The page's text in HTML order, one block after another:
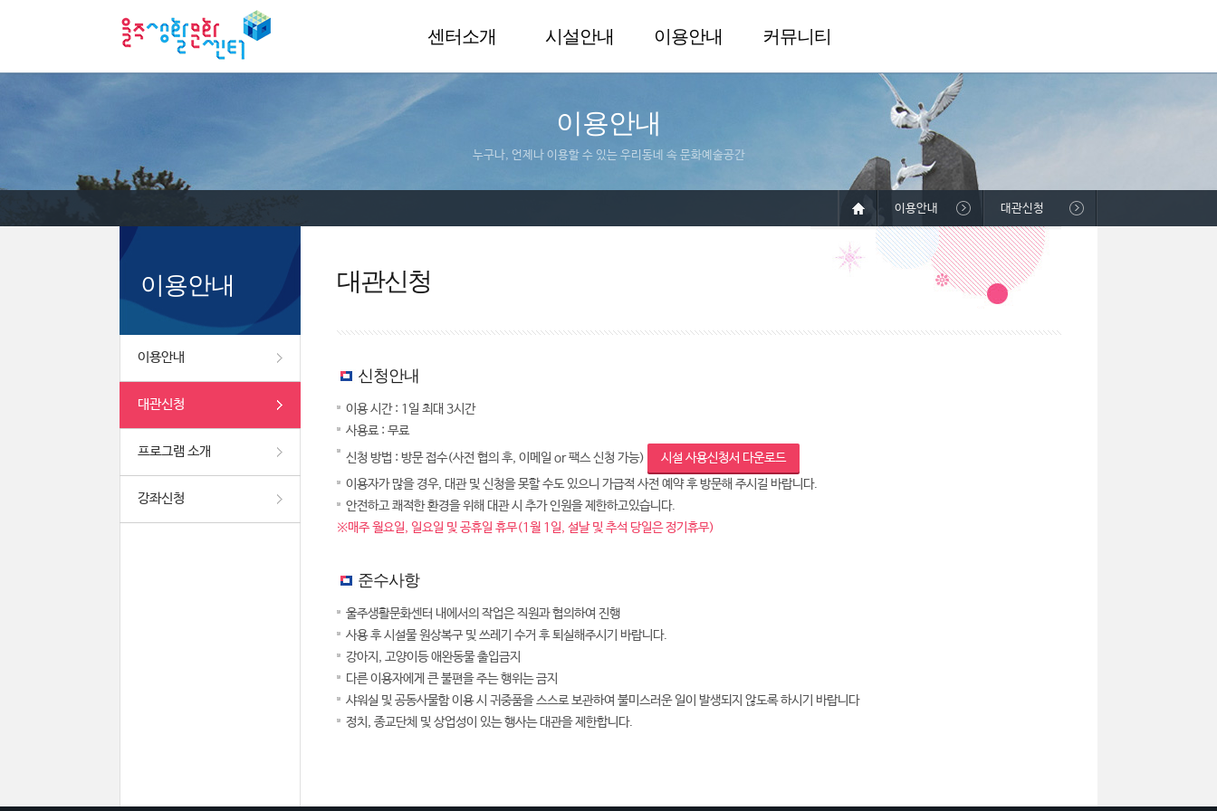
센터소개 시설안내 이용안내 커뮤니티
이용안내
누구나, 언제나 이용할 수 있는 우리동네 속 문화예술공간
이용안내
이용안내
대관신청
프로그램 소개
강좌신청
이용안내 대관신청
대관신청
신청안내
이용 시간 : 1일 최대 3시간
사용료 : 무료
신청 방법 : 방문 접수(사전 협의 후, 이메일 or 팩스 신청 가능)
시설 사용신청서 다운로드
이용자가 많을 경우, 대관 및 신청을 못할 수도 있으니 가급적 사전 예약 후 방문해 주시길 바랍니다.
안전하고 쾌적한 환경을 위해 대관 시 추가 인원을 제한하고있습니다.
※매주 월요일, 일요일 및 공휴일 휴무(1월 1일, 설날 및 추석 당일은 정기휴무)
준수사항
울주생활문화센터 내에서의 작업은 직원과 협의하여 진행
사용 후 시설물 원상복구 및 쓰레기 수거 후 퇴실해주시기 바랍니다.
강아지, 고양이등 애완동물 출입금지
다른 이용자에게 큰 불편을 주는 행위는 금지
샤워실 및 공동사물함 이용 시 귀중품을 스스로 보관하여 불미스러운 일이 발생되지 않도록 하시기 바랍니다
정치, 종교단체 및 상업성이 있는 행사는 대관을 제한합니다.